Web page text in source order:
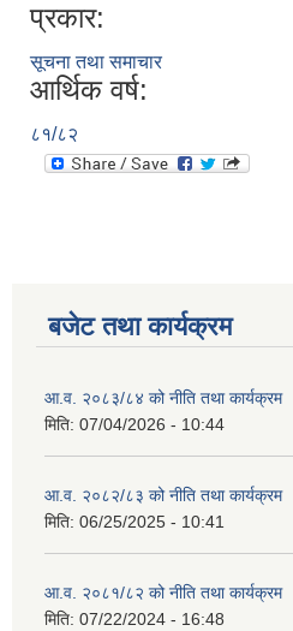
प्रकार:
सूचना तथा समाचार
आर्थिक वर्ष:
८१/८२
बजेट तथा कार्यक्रम
आ.व. २०८३/८४ को नीति तथा कार्यक्रम
मिति: 07/04/2026 - 10:44
आ.व. २०८२/८३ को नीति तथा कार्यक्रम
मिति: 06/25/2025 - 10:41
आ.व. २०८१/८२ को नीति तथा कार्यक्रम
मिति: 07/22/2024 - 16:48